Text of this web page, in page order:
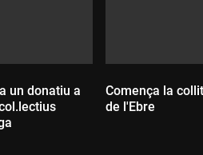
un donatiu a
Comença la
de l'Ebre